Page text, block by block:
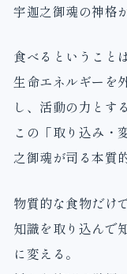
宇迦之御魂の神格
食べるということ
生命エネルギーを
し、活動の力とする
この「取り込み・
之御魂が司る本質
物質的な食物だけ
知識を取り込んで
に変える。